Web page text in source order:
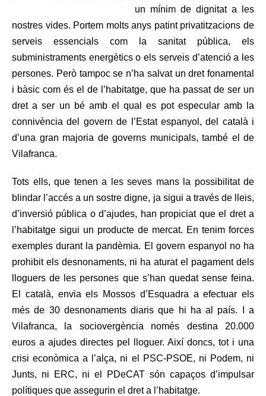
un mínim de dignitat a les
nostres vides. Portem molts anys patint privatitzacions de
serveis essencials com la sanitat pública, els
subministraments energètics o els serveis d’atenció a les
persones. Però tampoc se n’ha salvat un dret fonamental
i bàsic com és el de l’habitatge, que ha passat de ser un
dret a ser un bé amb el qual es pot especular amb la
connivència del govern de l’Estat espanyol, del català i
d’una gran majoria de governs municipals, també el de
Vilafranca.
Tots ells, que tenen a les seves mans la possibilitat de
blindar l’accés a un sostre digne, ja sigui a través de lleis,
d’inversió pública o d’ajudes, han propiciat que el dret a
l’habitatge sigui un producte de mercat. En tenim forces
exemples durant la pandèmia. El govern espanyol no ha
prohibit els desnonaments, ni ha aturat el pagament dels
lloguers de les persones que s’han quedat sense feina.
El català, envia els Mossos d’Esquadra a efectuar els
més de 30 desnonaments diaris que hi ha al país. I a
Vilafranca, la sociovergència només destina 20.000
euros a ajudes directes pel lloguer. Així doncs, tot i una
crisi econòmica a l’alça, ni el PSC-PSOE, ni Podem, ni
Junts, ni ERC, ni el PDeCAT són capaços d’impulsar
polítiques que assegurin el dret a l’habitatge.